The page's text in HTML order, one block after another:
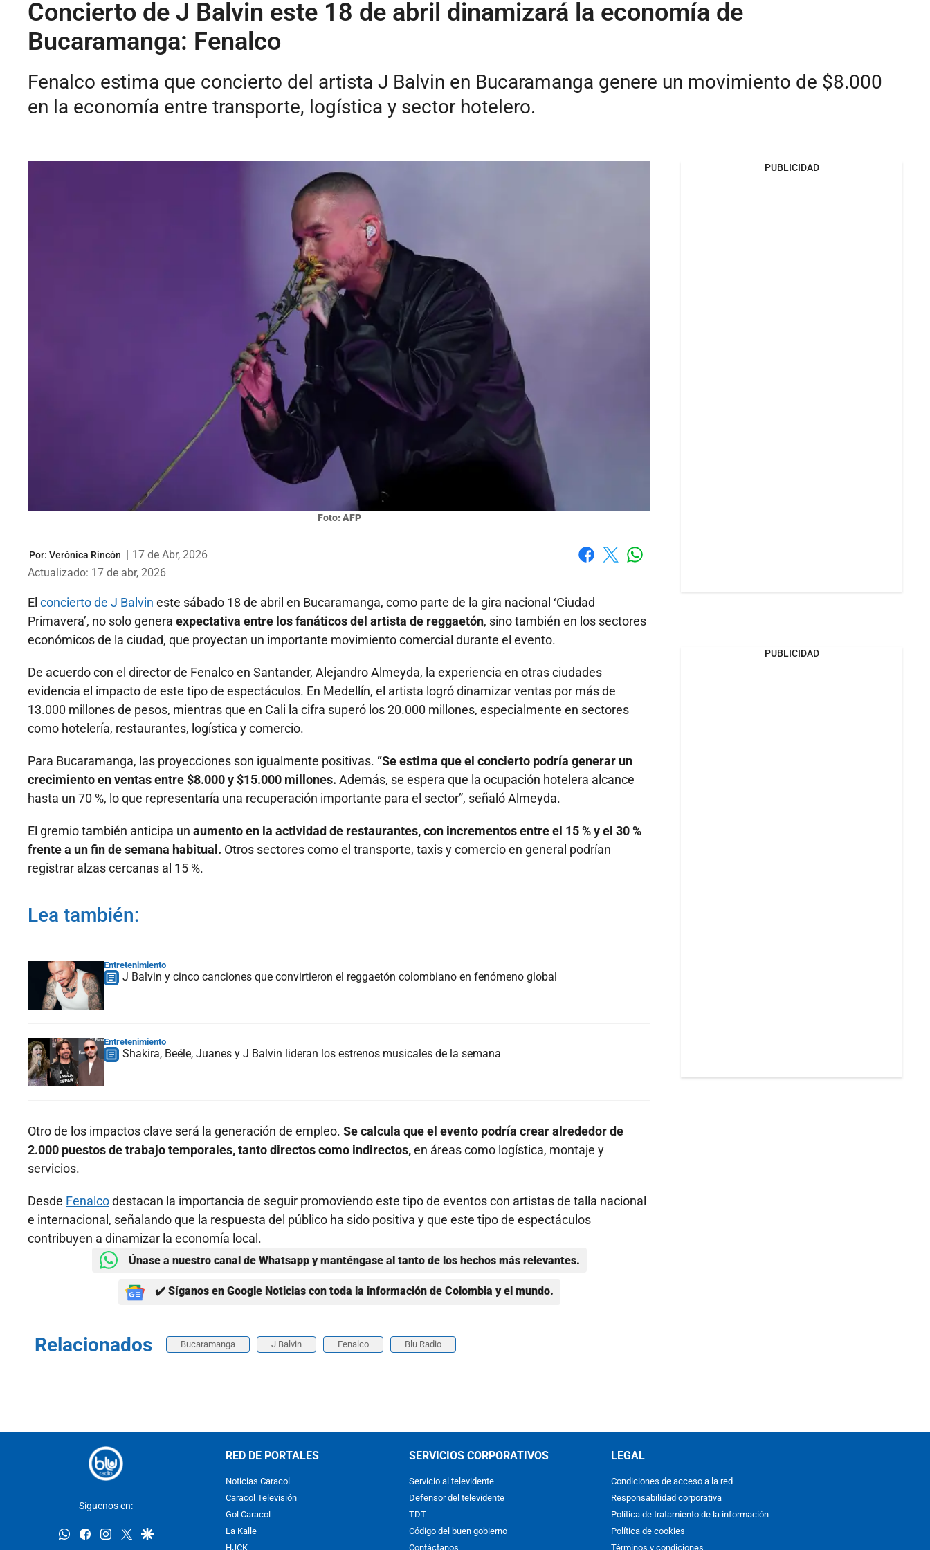
Concierto de J Balvin este 18 de abril dinamizará la economía de
Bucaramanga: Fenalco
Fenalco estima que concierto del artista J Balvin en Bucaramanga genere un movimiento de $8.000
en la economía entre transporte, logística y sector hotelero.
Foto: AFP
Por: Verónica Rincón | 17 de Abr, 2026
Actualizado: 17 de abr, 2026
El concierto de J Balvin este sábado 18 de abril en Bucaramanga, como parte de la gira nacional ‘Ciudad
Primavera’, no solo genera expectativa entre los fanáticos del artista de reggaetón, sino también en los sectores
económicos de la ciudad, que proyectan un importante movimiento comercial durante el evento.
De acuerdo con el director de Fenalco en Santander, Alejandro Almeyda, la experiencia en otras ciudades
evidencia el impacto de este tipo de espectáculos. En Medellín, el artista logró dinamizar ventas por más de
13.000 millones de pesos, mientras que en Cali la cifra superó los 20.000 millones, especialmente en sectores
como hotelería, restaurantes, logística y comercio.
Para Bucaramanga, las proyecciones son igualmente positivas. “Se estima que el concierto podría generar un
crecimiento en ventas entre $8.000 y $15.000 millones. Además, se espera que la ocupación hotelera alcance
hasta un 70 %, lo que representaría una recuperación importante para el sector”, señaló Almeyda.
El gremio también anticipa un aumento en la actividad de restaurantes, con incrementos entre el 15 % y el 30 %
frente a un fin de semana habitual. Otros sectores como el transporte, taxis y comercio en general podrían
registrar alzas cercanas al 15 %.
Lea también:
Entretenimiento
J Balvin y cinco canciones que convirtieron el reggaetón colombiano en fenómeno global
Entretenimiento
Shakira, Beéle, Juanes y J Balvin lideran los estrenos musicales de la semana
Otro de los impactos clave será la generación de empleo. Se calcula que el evento podría crear alrededor de
2.000 puestos de trabajo temporales, tanto directos como indirectos,en áreas como logística, montaje y
servicios.
Desde Fenalcodestacan la importancia de seguir promoviendo este tipo de eventos con artistas de talla nacional
e internacional, señalando que la respuesta del público ha sido positiva y que este tipo de espectáculos
contribuyen a dinamizar la economía local.
Únase a nuestro canal de Whatsapp y manténgase al tanto de los hechos más relevantes.
✔️ Síganos en Google Noticias con toda la información de Colombia y el mundo.
Relacionados Bucaramanga J Balvin Fenalco Blu Radio
PUBLICIDAD
PUBLICIDAD
Síguenos en:
whatsappfacebookinstagram
twittergoogle
RED DE PORTALES
Noticias Caracol
Caracol Televisión
Gol Caracol
La Kalle
HJCK
SERVICIOS CORPORATIVOS
Servicio al televidente
Defensor del televidente
TDT
Código del buen gobierno
Contáctanos
LEGAL
Condiciones de acceso a la red
Responsabilidad corporativa
Política de tratamiento de la información
Política de cookies
Términos y condiciones